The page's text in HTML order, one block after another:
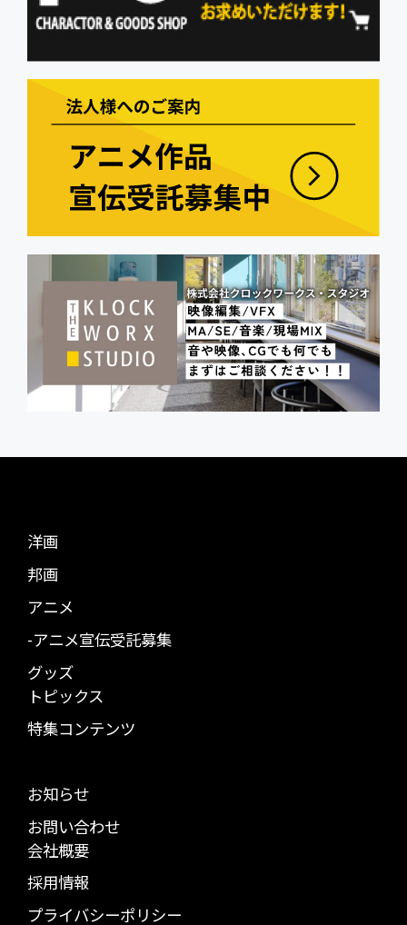
洋画
邦画
アニメ
-アニメ宣伝受託募集
グッズ
トピックス
特集コンテンツ
お知らせ
お問い合わせ
会社概要
採用情報
プライバシーポリシー